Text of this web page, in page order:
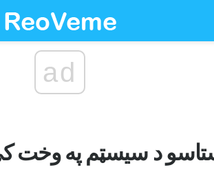
ad
د سیسټم په وخت